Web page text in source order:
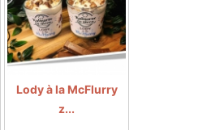
Lody à la McFlurry
z...